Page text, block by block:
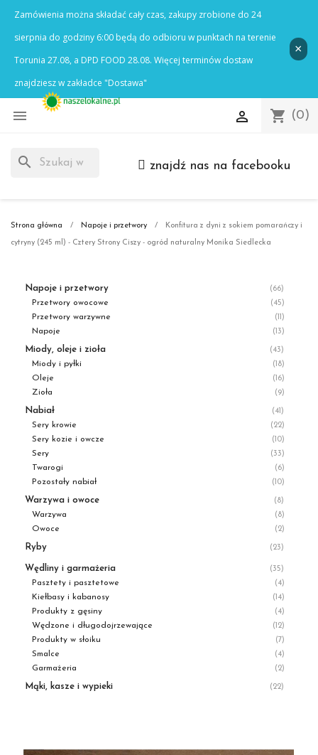
 shopping_cart (0)

search znajdź nas na facebooku
Strona główna Napoje i przetwory Konfitura z dyni z sokiem pomarańczy i
cytryny (245 ml) - Cztery Strony Ciszy - ogród naturalny Monika Siedlecka
Napoje i przetwory (66)
Przetwory owocowe (45)
Przetwory warzywne (11)
Napoje (13)
Miody, oleje i zioła (43)
Miody i pyłki (18)
Oleje (16)
Zioła (9)
Nabiał (41)
Sery krowie (22)
Sery kozie i owcze (10)
Sery (33)
Twarogi (6)
Pozostały nabiał (10)
Warzywa i owoce (8)
Warzywa (8)
Owoce (2)
Ryby (23)
Wędliny i garmażeria (35)
Pasztety i pasztetowe (4)
Kiełbasy i kabanosy (14)
Produkty z gęsiny (4)
Wędzone i długodojrzewające (12)
Produkty w słoiku (7)
Smalce (4)
Garmażeria (2)
Mąki, kasze i wypieki (22)